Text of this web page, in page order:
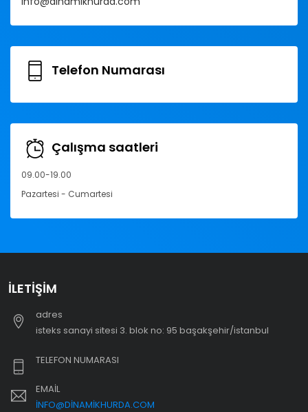
Telefon Numarası
Çalışma saatleri
09.00-19.00
Pazartesi - Cumartesi
İLETIŞIM
adres
i̇steks sanayi sitesi 3. blok no: 95 başakşehir/i̇stanbul
TELEFON NUMARASI
EMAIL
INFO@DINAMIKHURDA.COM